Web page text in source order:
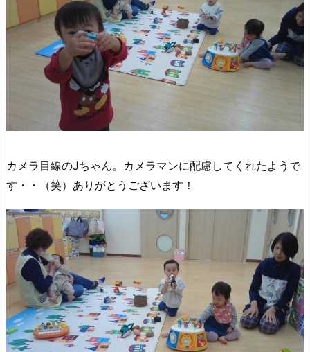
カメラ目線のJちゃん。カメラマンに配慮してくれたようで
す・・（笑）ありがとうございます！